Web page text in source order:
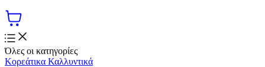
Όλες οι κατηγορίες
Κορεάτικα Καλλυντικά